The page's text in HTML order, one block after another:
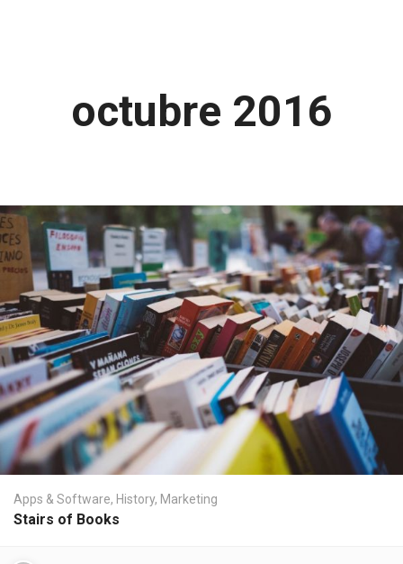
octubre 2016
Apps & Software, History, Marketing
Stairs of Books